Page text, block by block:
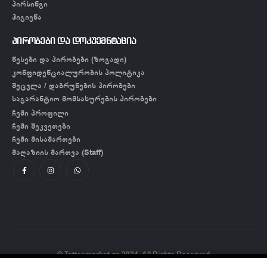
პირსინგი
ჰიგიენა
პირობები და დოკუემნტაცია
წესები და პირობები (ზოგადი)
კონფიდენციალურობის პოლიტიკა
შეცვლა / დაბრუნების პირობები
საგარანტიო მომსახურების პირობები
ჩემი პროფილი
ჩემი შეკვეთები
ჩემი მისამართები
მაღაზიის მართვა (Staff)
© Tattoomarket.ge 2024. All Rights Reserved